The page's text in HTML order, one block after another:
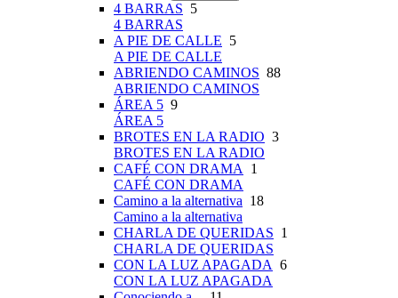
4 BARRAS 5
4 BARRAS
A PIE DE CALLE 5
A PIE DE CALLE
ABRIENDO CAMINOS 88
ABRIENDO CAMINOS
ÁREA 5 9
ÁREA 5
BROTES EN LA RADIO 3
BROTES EN LA RADIO
CAFÉ CON DRAMA 1
CAFÉ CON DRAMA
Camino a la alternativa 18
Camino a la alternativa
CHARLA DE QUERIDAS 1
CHARLA DE QUERIDAS
CON LA LUZ APAGADA 6
CON LA LUZ APAGADA